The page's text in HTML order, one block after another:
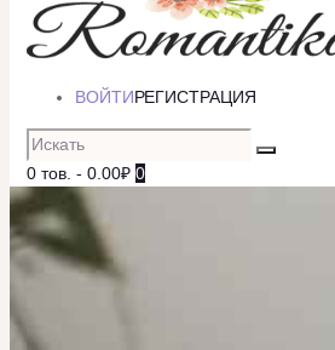
ВОЙТИРЕГИСТРАЦИЯ
0 тов. - 0.00₽ 0